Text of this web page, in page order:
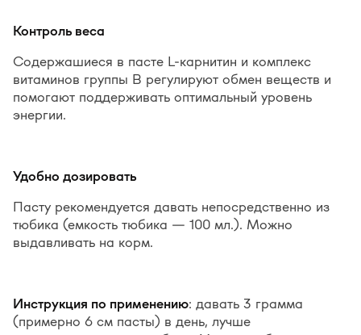
Контроль веса
Содержашиеся в пасте L-карнитин и комплекс
витаминов группы B регулируют обмен веществ и
помогают поддерживать оптимальный уровень
энергии.
Удобно дозировать
Пасту рекомендуется давать непосредственно из
тюбика (емкость тюбика — 100 мл.). Можно
выдавливать на корм.
Инструкция по применению: давать 3 грамма
(примерно 6 см пасты) в день, лучше